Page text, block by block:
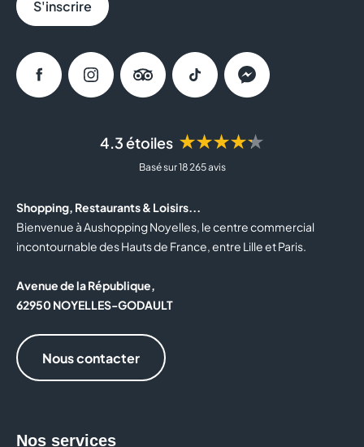
4.3 étoiles ★★★★★
Basé sur 18 265 avis
Shopping, Restaurants & Loisirs...
Bienvenue à Aushopping Noyelles, le centre commercial
incontournable des Hauts de France, entre Lille et Paris.
Avenue de la République,
62950 NOYELLES-GODAULT
Nous contacter
Nos services
S'inscrire
FacebookInstagramTripadvisorTiktok Messenger